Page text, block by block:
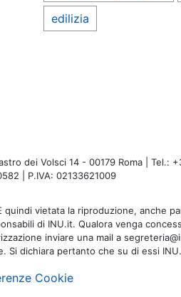
edilizia
dei Volsci 14 - 00179 Roma | Tel.:
| P.IVA: 02133621009
vietata la riproduzione, anche
di INU.it. Qualora venga
inviare una mail a
dichiara pertanto che su di essi
Cookie